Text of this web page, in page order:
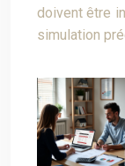
doivent être
simulation